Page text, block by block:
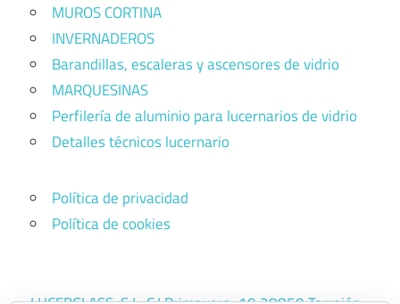
MUROS CORTINA
INVERNADEROS
Barandillas, escaleras y ascensores de vidrio
MARQUESINAS
Perfilería de aluminio para lucernarios de vidrio
Detalles técnicos lucernario
Política de privacidad
Política de cookies